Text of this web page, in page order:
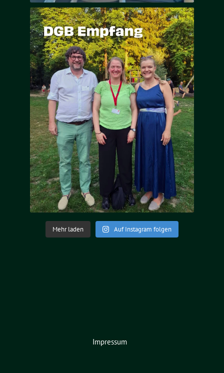
Mehr laden Auf Instagram folgen
Impressum